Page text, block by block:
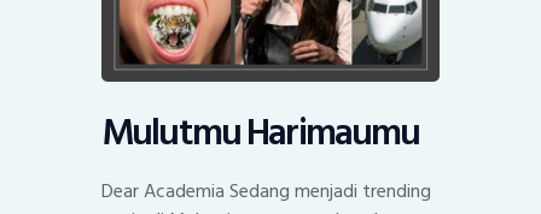
Mulutmu Harimaumu
Dear Academia Sedang menjadi trending